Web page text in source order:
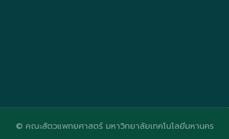
© คณะสัตวแพทยศาสตร์ มหาวิทยาลัยเทคโนโลยีมหานคร